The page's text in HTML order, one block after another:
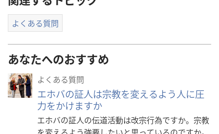
よくある質問
あなたへのおすすめ
よくある質問
エホバの証人は宗教を変えるよう人に圧
力をかけますか
エホバの証人の伝道活動は改宗行為ですか。宗教